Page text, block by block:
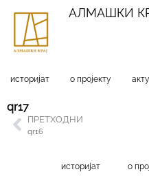
АЛМАШКИ
историјат о пројекту
qr17
ПРЕТХОДНИ
qr16
историјат о